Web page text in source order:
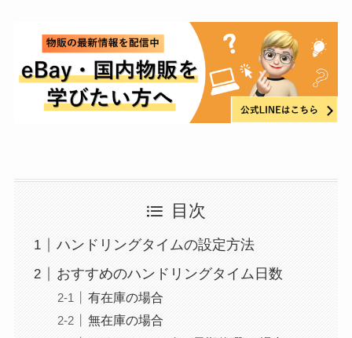
目次
ハンドリングタイムの設定方法
おすすめのハンドリングタイム日数
有在庫の場合
無在庫の場合